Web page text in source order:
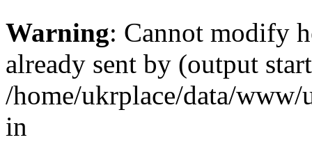
Warning: Cannot modify
already sent by (output
/home/ukrplace/data/
in